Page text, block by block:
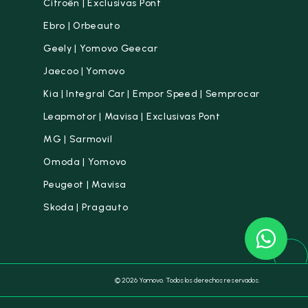
Citroën | Exclusivas Pont
Ebro | Orbeauto
Geely | Yomovo Geecar
Jaecoo | Yomovo
Kia | Integral Car | Empor Speed | Semprocar
Leapmotor | Mavisa | Exclusivas Pont
MG | Sarmovil
Omoda | Yomovo
Peugeot | Mavisa
Skoda | Pragauto
© 2026 Yomovo. Todos los derechos reservados.